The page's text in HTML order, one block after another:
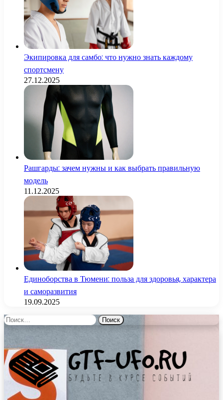
Экипировка для самбо: что нужно знать каждому
спортсмену
27.12.2025
Рашгарды: зачем нужны и как выбрать правильную
модель
11.12.2025
Единоборства в Тюмени: польза для здоровья, характера
и саморазвития
19.09.2025
Найти: